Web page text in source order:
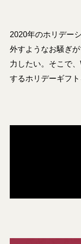
2020年のホリデー
外すようなお騒ぎ
力したい。そこで
するホリデーギフト